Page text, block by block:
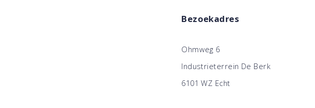
Bezoekadres
Ohmweg 6
Industrieterrein De Berk
6101 WZ Echt